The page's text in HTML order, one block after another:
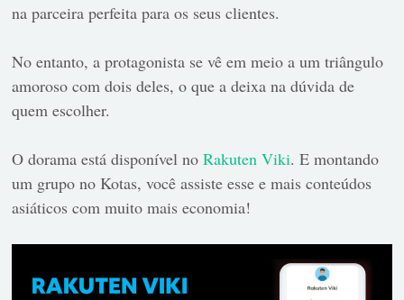
na parceira perfeita para os seus clientes.
No entanto, a protagonista se vê em meio a um triângulo
amoroso com dois deles, o que a deixa na dúvida de
quem escolher.
O dorama está disponível noRakuten Viki. E montando
um grupo no Kotas, você assiste esse e mais conteúdos
asiáticos com muito mais economia!